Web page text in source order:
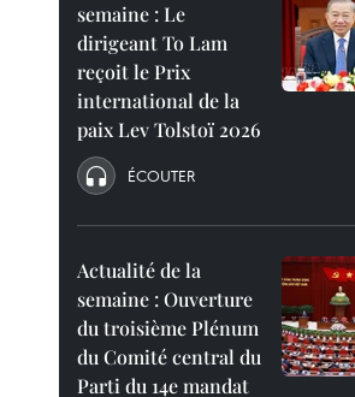
semaine : Le
dirigeant To Lam
reçoit le Prix
international de la
paix Lev Tolstoï 2026
ÉCOUTER
Actualité de la
semaine : Ouverture
du troisième Plénum
du Comité central du
Parti du 14e mandat